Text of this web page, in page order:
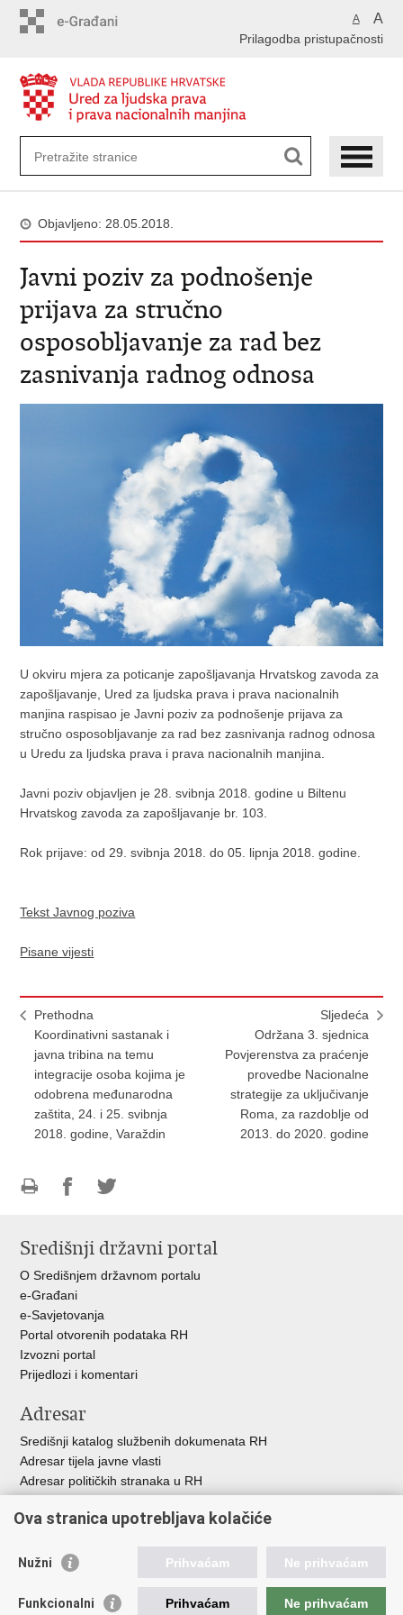
A A
Prilagodba pristupačnosti
Objavljeno: 28.05.2018.
Javni poziv za podnošenje
prijava za stručno
osposobljavanje za rad bez
zasnivanja radnog odnosa
U okviru mjera za poticanje zapošljavanja Hrvatskog zavoda za
zapošljavanje, Ured za ljudska prava i prava nacionalnih
manjina raspisao je Javni poziv za podnošenje prijava za
stručno osposobljavanje za rad bez zasnivanja radnog odnosa
u Uredu za ljudska prava i prava nacionalnih manjina.
Javni poziv objavljen je 28. svibnja 2018. godine u Biltenu
Hrvatskog zavoda za zapošljavanje br. 103.
Rok prijave: od 29. svibnja 2018. do 05. lipnja 2018. godine.
Tekst Javnog poziva
Pisane vijesti
Prethodna
Koordinativni sastanak i
javna tribina na temu
integracije osoba kojima je
odobrena međunarodna
zaštita, 24. i 25. svibnja
2018. godine, Varaždin
Sljedeća
Održana 3. sjednica
Povjerenstva za praćenje
provedbe Nacionalne
strategije za uključivanje
Roma, za razdoblje od
2013. do 2020. godine
FacebookuTwitteru
Središnji državni portal
O Središnjem državnom portalu
e-Građani
e-Savjetovanja
Portal otvorenih podataka RH
Izvozni portal
Prijedlozi i komentari
Adresar
Središnji katalog službenih dokumenata RH
Adresar tijela javne vlasti
Adresar političkih stranaka u RH
Besplatni telefoni javne uprave
Važne poveznice
Vlada Republike Hrvatske
Ova stranica upotrebljava kolačiće
Nužni Prihvaćam Ne prihvaćam
Funkcionalni Prihvaćam Ne prihvaćam